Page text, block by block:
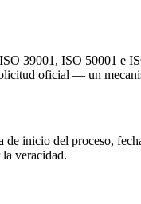
39001, ISO 50001 e
oficial — un
inicio del proceso,
veracidad.